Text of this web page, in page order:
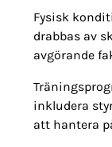
Fysisk
drabbas av
avgörande
inkludera
att hantera